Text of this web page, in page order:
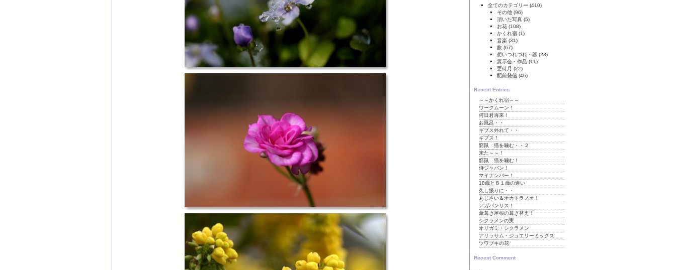
全てのカテゴリー (410)
その他 (96)
頂いた写真 (5)
お花 (108)
かくれ宿 (1)
音楽 (31)
旅 (67)
想いつれづれ・器 (23)
展示会・作品 (11)
更待月 (22)
肥前発信 (46)
Recent Entries
～～かくれ宿～～
ワークムーン！
何日君再来！
お風呂・・
ギブス外れて・・
ギブス！
窮鼠 猫を噛む・・２
来た～～！
窮鼠 猫を噛む！
侍ジャパン！
マイナンバー！
18歳と８１歳の違い
久し振りに・・
あじさい＆オカトラノオ！
アガパンサス！
葦葺き屋根の葺き替え！
シクラメンの実
オリガミ・シクラメン
アリッサム・ジュエリーミックス
ツワブキの花
Recent Comment